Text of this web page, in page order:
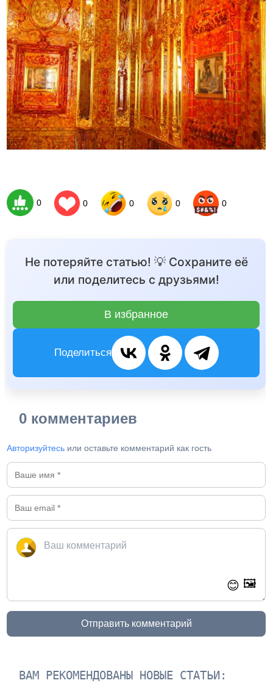
0 0 0 0 0
Не потеряйте статью! 💡 Сохраните её
или поделитесь с друзьями!
В избранное
Поделиться
0 комментариев
Авторизуйтесь или оставьте комментарий как гость
😊 🖼️
Отправить комментарий
ВАМ РЕКОМЕНДОВАНЫ НОВЫЕ СТАТЬИ: